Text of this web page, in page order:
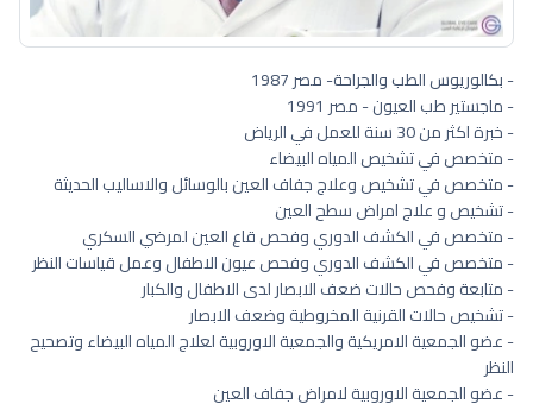
- بكالوريوس الطب والجراحة- مصر 1987
- ماجستير طب العيون - مصر 1991
- خبرة اكثر من 30 سنة للعمل في الرياض
- متخصص في تشخيص المياه البيضاء
- متخصص في تشخيص وعلاج جفاف العين بالوسائل والاساليب الحديثة
- تشخيص و علاج امراض سطح العين
- متخصص في الكشف الدوري وفحص قاع العين لمرضي السكري
- متخصص في الكشف الدوري وفحص عيون الاطفال وعمل قياسات النظر
- متابعة وفحص حالات ضعف الابصار لدى الاطفال والكبار
- تشخيص حالات القرنية المخروطية وضعف الابصار
- عضو الجمعية الامريكية والجمعية الاوروبية لعلاج المياه البيضاء وتصحيح
النظر
- عضو الجمعية الاوروبية لامراض جفاف العين